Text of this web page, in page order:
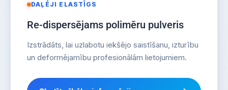
DAĻĒJI ELASTĪGS
Re-dispersējams polimēru pulveris
Izstrādāts, lai uzlabotu iekšējo saistīšanu, izturību
un deformējamību profesionālām lietojumiem.